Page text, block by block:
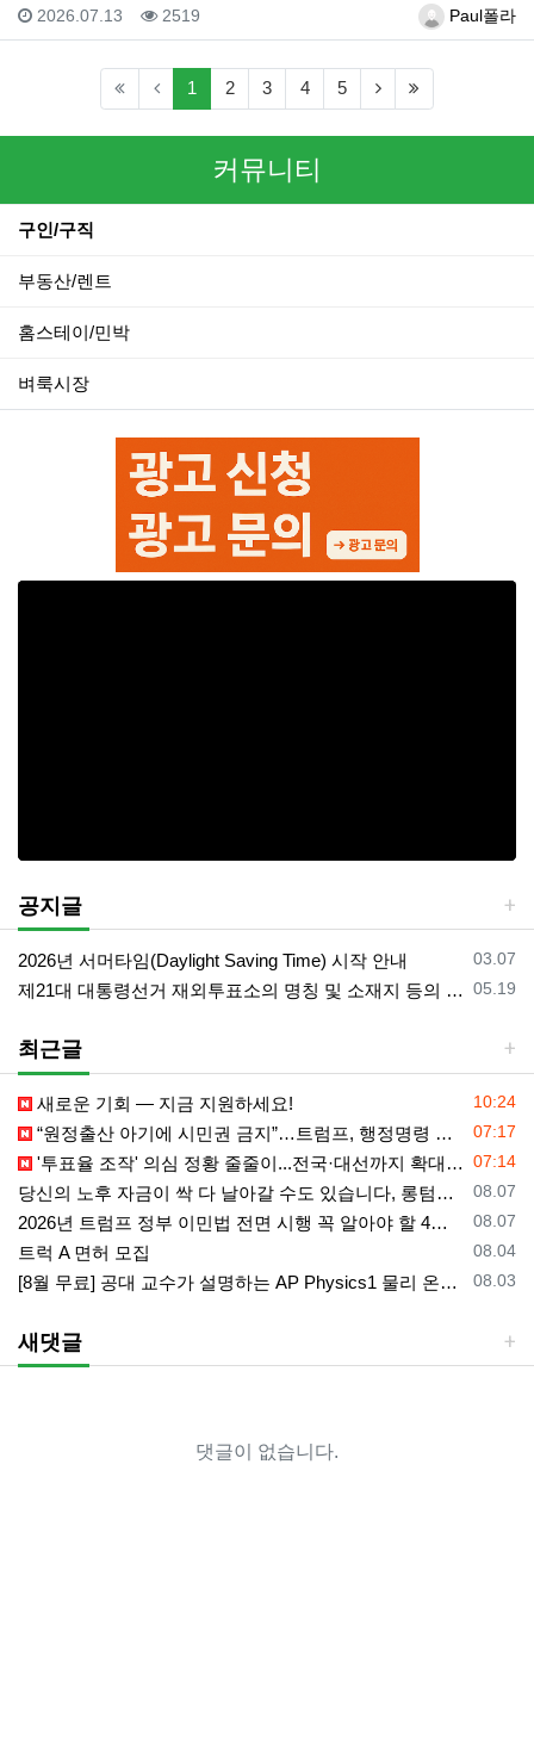
등록자Paul폴라
등록일
2026.07.13 조회
2519
1 (current)
2 3 4 5 (next)
커뮤니티
구인/구직
부동산/렌트
홈스테이/민박
벼룩시장
공지글
등록일
03.07
2026년 서머타임(Daylight Saving Time) 시작 안내
등록일
05.19
제21대 대통령선거 재외투표소의 명칭 및 소재지 등의 공고/올랜도 제외 투표소
최근글
등록일
10:24
새로운 기회 — 지금 지원하세요!
등록일
07:17
“원정출산 아기에 시민권 금지”…트럼프, 행정명령 서명
등록일
07:14
'투표율 조작' 의심 정황 줄줄이...전국·대선까지 확대되나
등록일
08.07
당신의 노후 자금이 싹 다 날아갈 수도 있습니다, 롱텀케어 준비 하기
등록일
08.07
2026년 트럼프 정부 이민법 전면 시행 꼭 알아야 할 4가지!!
등록일
08.04
트럭 A 면허 모집
등록일
08.03
[8월 무료] 공대 교수가 설명하는 AP Physics1 물리 온라인 강의
새댓글
댓글이 없습니다.